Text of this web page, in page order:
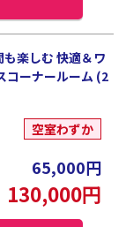
も楽しむ 快適＆ワ
ーナールーム (2
空室わずか
65,000円
130,000円